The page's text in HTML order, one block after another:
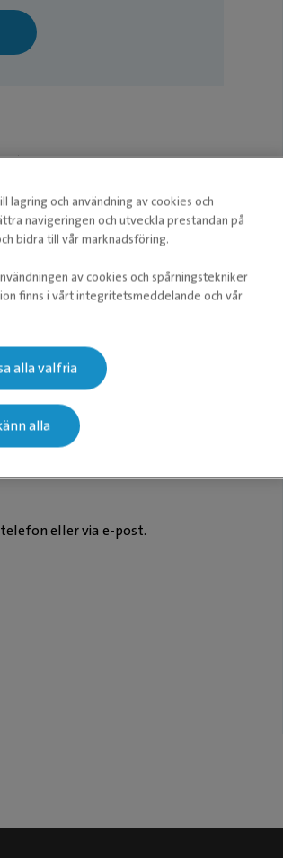
du valt behandling, så
har gott allmäntillstånd,
för sjukvård eller har
ditt djur är allvarligt sjuk.
fler besvär.
i vårt bokningssystem.
eller via e-post.
lagring och användning av cookies och
navigeringen och utveckla prestandan på
bidra till vår marknadsföring.
av cookies och spårningstekniker
finns i vårt integritetsmeddelande och vår
alla valfria
alla